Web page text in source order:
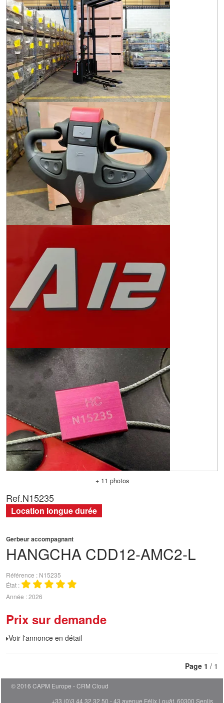
+ 11 photos
HANGCHA CDD12-AMC2-L
Gerbeur accompagnant
Référence
N15235
État
Année 2026
Prix sur demande
Voir l'annonce en détail
Ref.N15235
Location longue durée
Page 1 / 1
© 2016 CAPM Europe
CRM Cloud
+33 (0)3 44 32 32 50 - 43 avenue Félix Louât, 60300 Senlis